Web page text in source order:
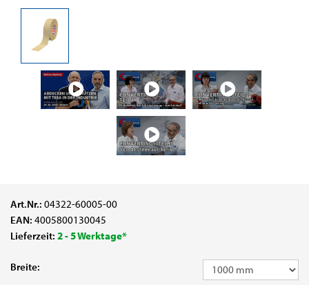
Art.Nr.: 04322-60005-00
EAN: 4005800130045
Lieferzeit: 2 - 5 Werktage*
Breite: